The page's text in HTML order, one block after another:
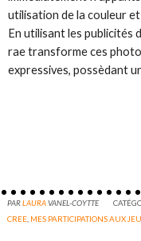
utilisation de la couleur
En utilisant les publicités
rae transforme ces
expressives, possèdant
PARLAURAVANEL-COYTTE
CREE MES PARTICIPATIONS AUX